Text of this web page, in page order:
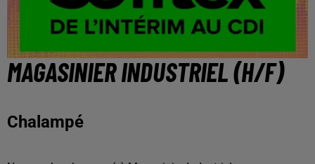
MAGASINIER INDUSTRIEL (H/F)
Chalampé